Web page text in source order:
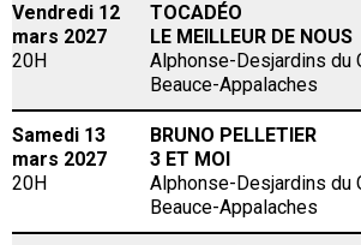
Vendredi 12
mars 2027
20H
TOCADÉO
LE MEILLEUR DE NOUS
Alphonse-Desjardins du
Beauce-Appalaches
Samedi 13
mars 2027
20H
BRUNO PELLETIER
3 ET MOI
Alphonse-Desjardins du
Beauce-Appalaches